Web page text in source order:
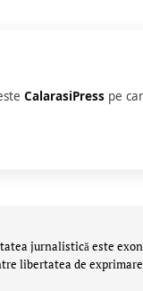
CalarasiPress pe
jurnalistică este
libertatea de